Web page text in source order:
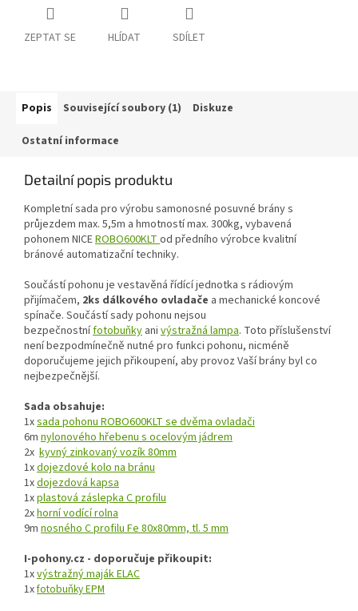
ZEPTAT SE HLÍDAT SDÍLET
Popis Související soubory (1) Diskuze
Ostatní informace
Detailní popis produktu
Kompletní sada pro výrobu samonosné posuvné brány s
průjezdem max. 5,5m a hmotností max. 300kg, vybavená
pohonem NICEROBO600KLTod předního výrobce kvalitní
bránové automatizační techniky.
Součástí pohonu je vestavěná řídící jednotka s rádiovým
přijímačem, 2ks dálkového ovladače a mechanické koncové
spínače. Součástí sady pohonu nejsou
bezpečnostnífotobuňky ani výstražná lampa. Toto příslušenství
není bezpodmínečně nutné pro funkci pohonu, nicméně
doporučujeme jejich přikoupení, aby provoz Vaší brány byl co
nejbezpečnější.
Sada obsahuje:
1xsada pohonu ROBO600KLT se dvěma ovladači
6m nylonového hřebenu s ocelovým jádrem
2x kyvný zinkovaný vozík 80mm
1xdojezdové kolo na bránu
1xdojezdová kapsa
1xplastová záslepka C profilu
2xhorní vodící rolna
9m nosného C profilu Fe 80x80mm, tl. 5 mm
I-pohony.cz - doporučuje přikoupit:
1xvýstražný maják ELAC
1xfotobuňky EPM